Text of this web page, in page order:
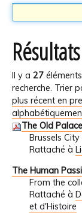
Il y a 27
recherche. Trier
plus récent en
The Old
Brussels
Rattaché à
The Human
From the
Rattaché à
et d'Histoire